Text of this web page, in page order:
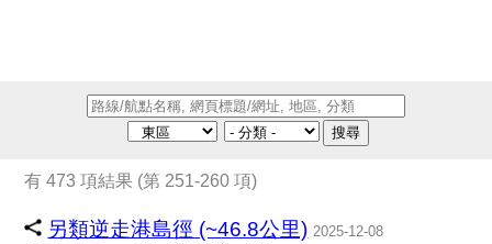
搜尋
有 473 項結果 (第 251-260 項)
另類逆走港島徑 (~46.8公里) 2025-12-08